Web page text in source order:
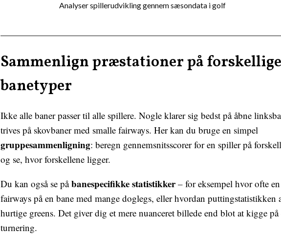
Analyser spillerudvikling gennem sæsondata i golf
Sammenlign præstationer på forskellige
banetyper
Ikke alle baner passer til alle spillere. Nogle klarer sig bedst på åbne
trives på skovbaner med smalle fairways. Her kan du bruge en simpel
gruppesammenligning: beregn gennemsnitsscorer for en spiller på
og se, hvor forskellene ligger.
Du kan også se påbanespecifikke statistikker– for eksempel hvor ofte
fairways på en bane med mange doglegs, eller hvordan puttingstatistikken
hurtige greens. Det giver dig et mere nuanceret billede end blot at kigge på
turnering.